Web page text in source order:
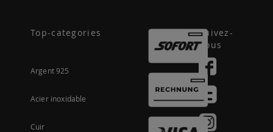
Top-categories
Argent 925
Acier inoxidable
Cuir
Suivez-
nous